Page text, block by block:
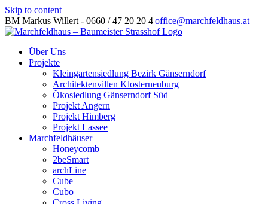
Skip to content
BM Markus Willert - 0660 / 47 20 20 4|office@marchfeldhaus.at
Über Uns
Projekte
Kleingartensiedlung Bezirk Gänserndorf
Architektenvillen Klosterneuburg
Ökosiedlung Gänserndorf Süd
Projekt Angern
Projekt Himberg
Projekt Lassee
Marchfeldhäuser
Honeycomb
2beSmart
archLine
Cube
Cubo